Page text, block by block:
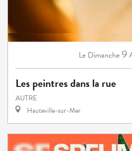
Le Dimanche9
Les peintres dans la rue
AUTRE
Hauteville-sur-Mer